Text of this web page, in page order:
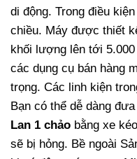
di động. Trong điều
chiều. Máy được thiết
khối lượng lên tới
các dụng cụ bán hàng
trọng. Các linh kiện
Bạn có thể dễ dàng đưa
Lan 1 chảo bằng xe
sẽ bị hỏng. Bề ngoài